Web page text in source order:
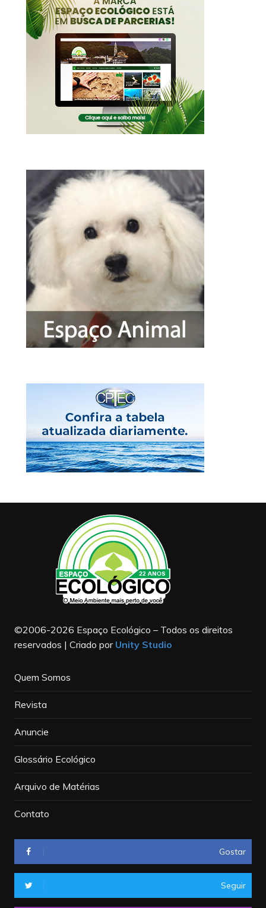
©2006-2026 Espaço Ecológico – Todos os direitos
reservados | Criado por Unity Studio
Quem Somos
Revista
Anuncie
Glossário Ecológico
Arquivo de Matérias
Contato
Gostar
Seguir